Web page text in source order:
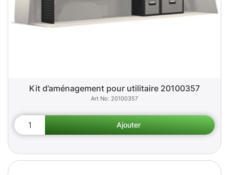
Kit d’aménagement pour utilitaire 20100357
20100357